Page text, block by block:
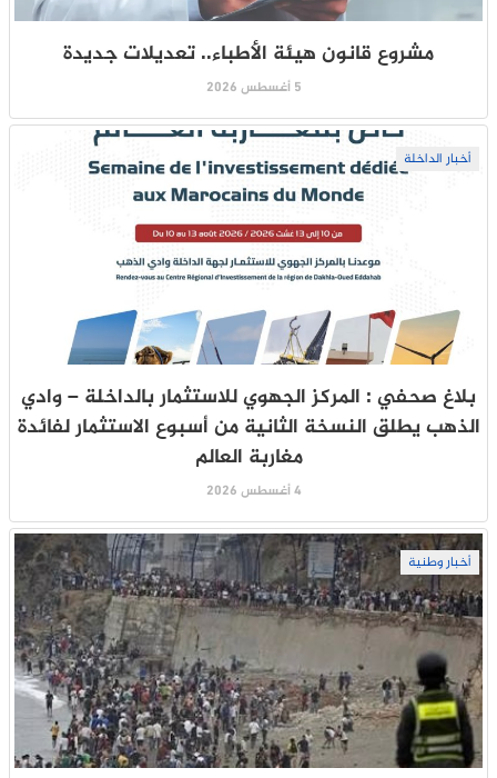
مشروع قانون هيئة الأطباء.. تعديلات جديدة
5 أغسطس 2026
أخبار الداخلة
بلاغ صحفي : المركز الجهوي للاستثمار بالداخلة – وادي
الذهب يطلق النسخة الثانية من أسبوع الاستثمار لفائدة
مغاربة العالم
4 أغسطس 2026
أخبار وطنية